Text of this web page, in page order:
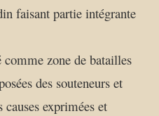
faisant partie intégrante
zone de batailles
des souteneurs et
causes exprimées et